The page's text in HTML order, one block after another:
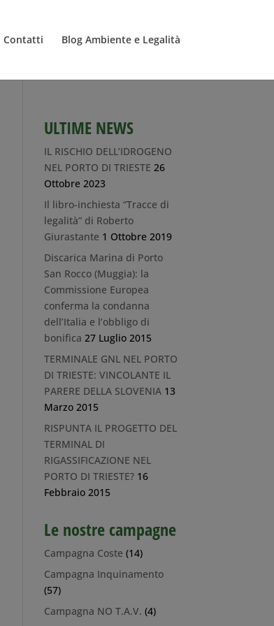
Contatti Blog Ambiente e Legalità
ULTIME NEWS
IL RISCHIO DELL’IDROGENO
NEL PORTO DI TRIESTE 26
Ottobre 2023
Il libro-inchiesta “Tracce di
legalità” di Roberto
Giurastante 1 Ottobre 2019
Discarica Marina di Porto
San Rocco (Muggia): la
Commissione Europea
conferma la condanna
dell’Italia e l’obbligo di
bonifica 27 Luglio 2015
TERMINALE GNL NEL PORTO
DI TRIESTE: VINCOLANTE IL
PARERE DELLA SLOVENIA 13
Marzo 2015
RISPUNTA IL PROGETTO DEL
TERMINAL DI
RIGASSIFICAZIONE NEL
PORTO DI TRIESTE? 16
Febbraio 2015
Le nostre campagne
Campagna Coste (14)
Campagna Inquinamento
(57)
Campagna NO T.A.V. (4)